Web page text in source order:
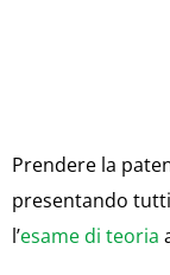
Prendere la
presentando
l’esame di teoria